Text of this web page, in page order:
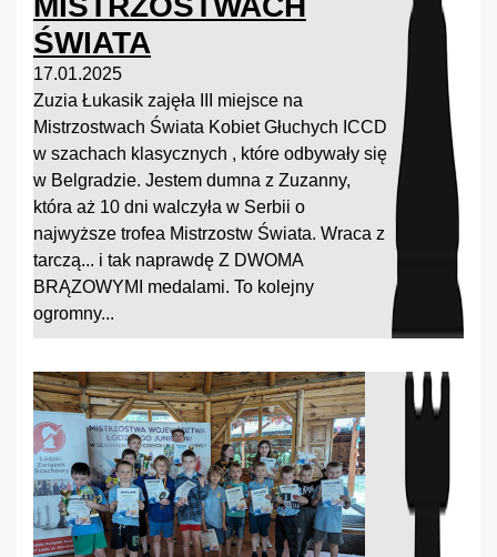
ŚWIATA
17.01.2025
Zuzia Łukasik zajęła III miejsce na
Mistrzostwach Świata Kobiet Głuchych ICCD
w szachach klasycznych , które odbywały się
w Belgradzie. Jestem dumna z Zuzanny,
która aż 10 dni walczyła w Serbii o
najwyższe trofea Mistrzostw Świata. Wraca z
tarczą... i tak naprawdę Z DWOMA
BRĄZOWYMI medalami. To kolejny
ogromny...